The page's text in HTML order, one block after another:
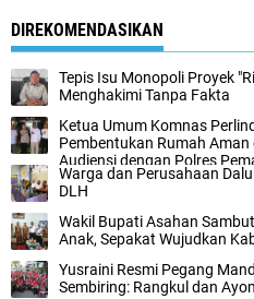
DIREKOMENDASIKAN
Tepis Isu Monopoli Proyek
Menghakimi Tanpa Fakta
Ketua Umum Komnas
Pembentukan Rumah
Audiensi dengan Polres
Warga dan Perusahaan
DLH
Wakil Bupati Asahan
Anak, Sepakat Wujudkan
Yusraini Resmi Pegang
Sembiring: Rangkul dan